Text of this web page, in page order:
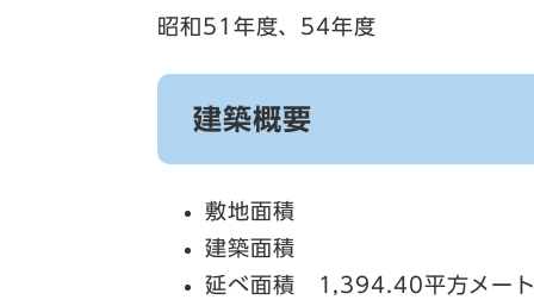
昭和51年度、54年度
建築概要
敷地面積
建築面積
延べ面積 1,394.40平方メー